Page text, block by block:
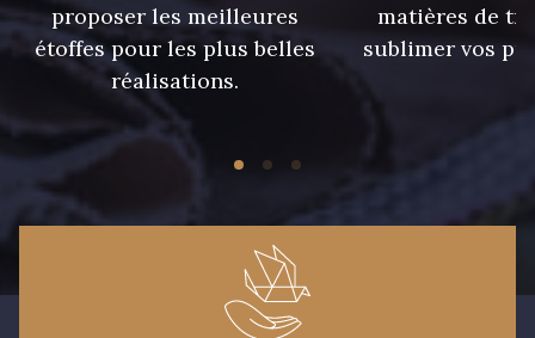
5761 - Saule
5969 - Vert très foncé
proposer les meilleures
étoffes pour les plus belles
réalisations.
matières de
sublimer vos